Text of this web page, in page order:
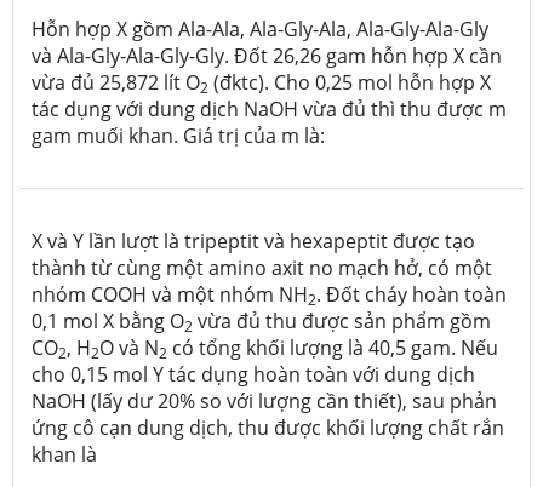
Hỗn hợp X gồm Ala-Ala, Ala-Gly-Ala, Ala-Gly-Ala-Gly
và Ala-Gly-Ala-Gly-Gly. Đốt 26,26 gam hỗn hợp X cần
vừa đủ 25,872 lít O2 (đktc). Cho 0,25 mol hỗn hợp X
tác dụng với dung dịch NaOH vừa đủ thì thu được m
gam muối khan. Giá trị của m là:
X và Y lần lượt là tripeptit và hexapeptit được tạo
thành từ cùng một amino axit no mạch hở, có một
nhóm COOH và một nhóm NH2. Đốt cháy hoàn toàn
0,1 mol X bằng O2 vừa đủ thu được sản phẩm gồm
CO2, H2O và N2 có tổng khối lượng là 40,5 gam. Nếu
cho 0,15 mol Y tác dụng hoàn toàn với dung dịch
NaOH (lấy dư 20% so với lượng cần thiết), sau phản
ứng cô cạn dung dịch, thu được khối lượng chất rắn
khan là